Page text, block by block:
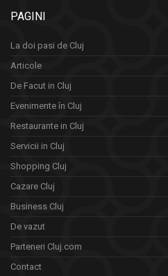
PAGINI
La doi pasi de Cluj
Articole
De Facut in Cluj
Evenimente în Cluj
Restaurante in Cluj
Servicii in Cluj
Shopping Cluj
Cazare Cluj
Business Cluj
De vazut
Parteneri Cluj.com
Contact